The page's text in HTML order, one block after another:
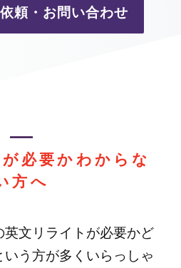
頼・お問い合わせ
必要かわからな
方へ
文リライトが必要かど
う方が多くいらっしゃ